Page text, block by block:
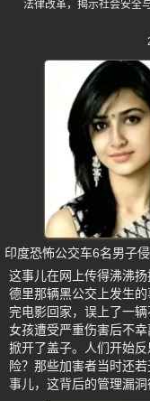
法律改革，揭示社会安全
印度恐怖公交车6名男子
这事儿在网上传得沸沸
德里那辆黑公交上发生
完电影回家，误上了一
女孩遭受严重伤害后不
掀开了盖子。人们开始
险？那些加害者当时还
事儿，这背后的管理漏洞